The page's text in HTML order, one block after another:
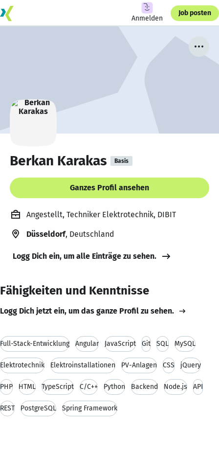
Anmelden
Job posten
Berkan Karakas Basis
Ganzes Profil ansehen
Angestellt, Techniker Elektrotechnik, DIBIT
Düsseldorf, Deutschland
Logg Dich ein, um alle Einträge zu sehen.
Fähigkeiten und Kenntnisse
Logg Dich jetzt ein, um das ganze Profil zu sehen.
Full-Stack-Entwicklung Angular JavaScript Git SQL MySQL
Elektrotechnik Elektroinstallationen PV-Anlagen CSS jQuery
PHP HTML TypeScript C/C++ Python Backend Node.js API
REST PostgreSQL Spring Framework